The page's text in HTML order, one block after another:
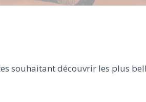
souhaitant découvrir les plus